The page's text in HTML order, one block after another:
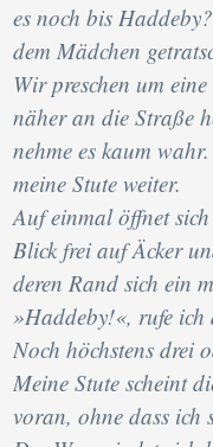
es noch bis
dem Mädchen
Wir preschen um
näher an die Straße
nehme es kaum
meine Stute weiter.
Auf einmal öffnet
Blick frei auf Äcker
deren Rand sich ein
»Haddeby!«, rufe ich
Noch höchstens drei
Meine Stute scheint
voran, ohne dass ich